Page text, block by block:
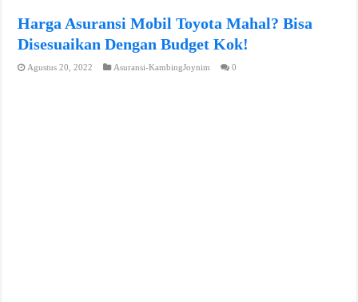
Harga Asuransi Mobil Toyota Mahal? Bisa
Disesuaikan Dengan Budget Kok!
Agustus 20, 2022 Asuransi-KambingJoynim 0